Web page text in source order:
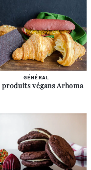
GÉNÉRAL
produits végans Arhoma